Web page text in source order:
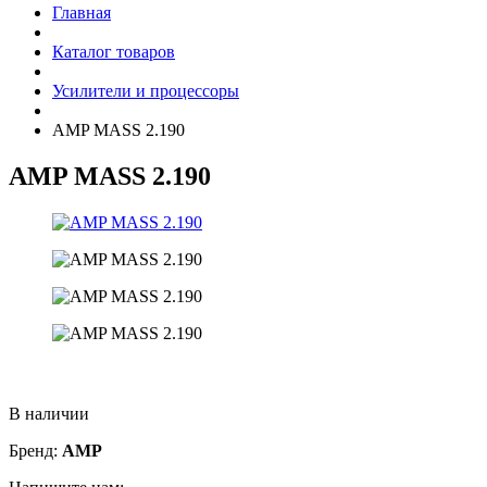
Главная
Каталог товаров
Усилители и процессоры
AMP MASS 2.190
AMP MASS 2.190
В наличии
Бренд: AMP